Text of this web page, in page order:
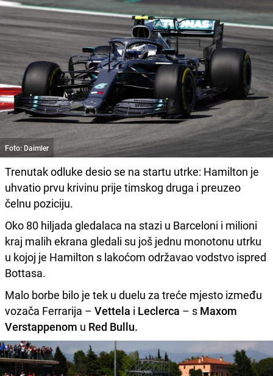
Foto: Daimler
Trenutak odluke desio se na startu utrke: Hamilton je
uhvatio prvu krivinu prije timskog druga i preuzeo
čelnu poziciju.
Oko 80 hiljada gledalaca na stazi u Barceloni i milioni
kraj malih ekrana gledali su još jednu monotonu utrku
u kojoj je Hamilton s lakoćom održavao vodstvo ispred
Bottasa.
Malo borbe bilo je tek u duelu za treće mjesto između
vozača Ferrarija – Vettela i Leclerca – s Maxom
Verstappenom u Red Bullu.